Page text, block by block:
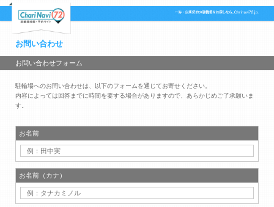
お問い合わせ
お問い合わせフォーム
駐輪場へのお問い合わせは、以下のフォームを通じてお寄せください。
内容によっては回答までに時間を要する場合がありますので、あらかじめご了承願いま
す。
お名前
お名前（カナ）